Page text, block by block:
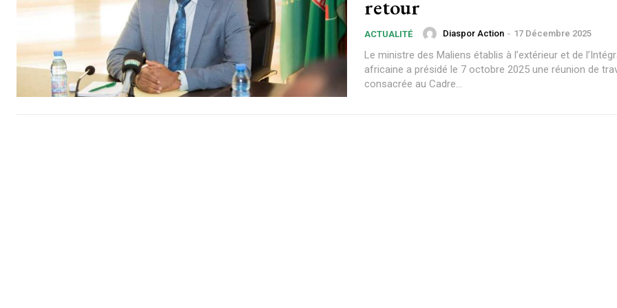
retour
ACTUALITÉ Diaspor Action - 17 Décembre 2025
Le ministre des Maliens établis à l’extérieur et de
africaine a présidé le 7 octobre 2025 une réunion de
consacrée au Cadre...